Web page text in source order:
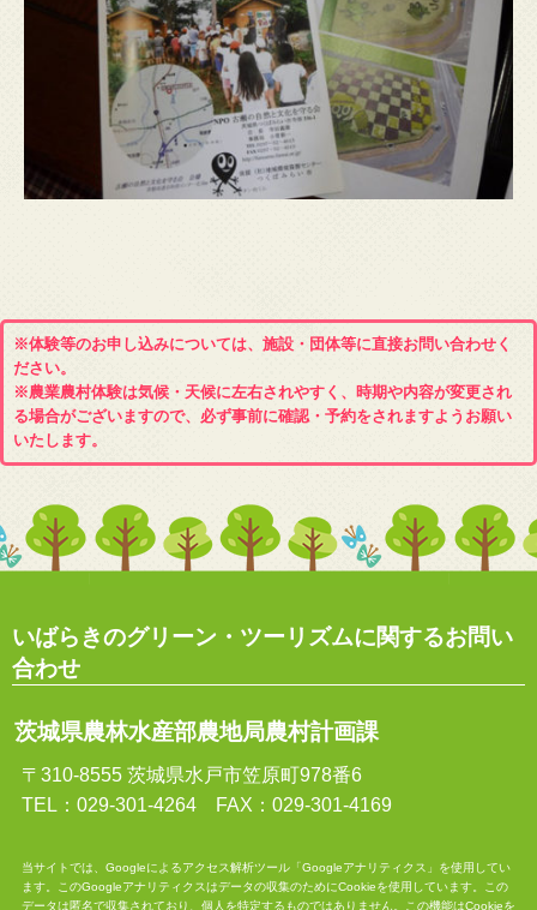
※体験等のお申し込みについては、施設・団体等に直接お問い合わせく
ださい。
※農業農村体験は気候・天候に左右されやすく、時期や内容が変更され
る場合がございますので、必ず事前に確認・予約をされますようお願い
いたします。
いばらきのグリーン・ツーリズムに関するお問い
合わせ
茨城県農林水産部農地局農村計画課
〒310-8555 茨城県水戸市笠原町978番6
TEL：029-301-4264 FAX：029-301-4169
当サイトでは、Googleによるアクセス解析ツール「Googleアナリティクス」を使用してい
ます。このGoogleアナリティクスはデータの収集のためにCookieを使用しています。この
データは匿名で収集されており、個人を特定するものではありません。この機能はCookieを